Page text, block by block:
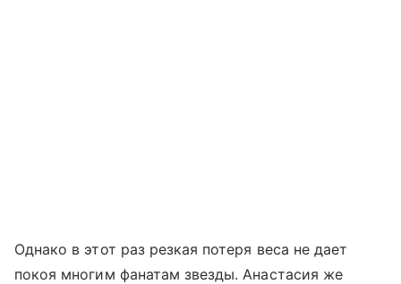
Однако в этот раз резкая потеря веса не дает
покоя многим фанатам звезды. Анастасия же